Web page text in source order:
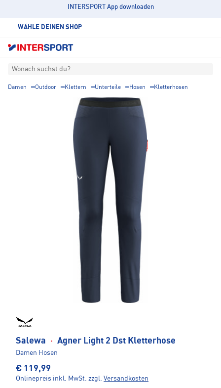
INTERSPORT App downloaden
WÄHLE DEINEN SHOP
Wonach suchst du?
Damen Outdoor Klettern Unterteile Hosen Kletterhosen
Salewa · Agner Light 2 Dst Kletterhose
Damen Hosen
€ 119,99
Onlinepreis inkl. MwSt. zzgl. Versandkosten